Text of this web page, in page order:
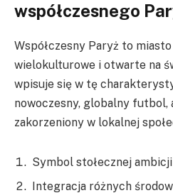
współczesnego
Współczesny Paryż to
wielokulturowe i otwarte na
wpisuje się w tę
nowoczesny, globalny futbol,
zakorzeniony w lokalnej
Symbol stołecznej ambicji
Integracja różnych